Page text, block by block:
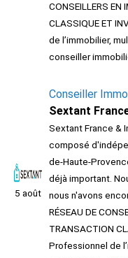
CONSEILLERS EN
CLASSIQUE ET
de l’immobilier,
conseiller
5 août
Conseiller
Sextant
Sextant France &
composé
de-Haute-
déjà important.
nous n'avons
RÉSEAU DE
TRANSACTION
Professionnel de